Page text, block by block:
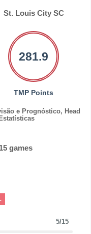
St. Louis City SC
281.9
TMP Points
e Prognóstico, Head
games
5/15